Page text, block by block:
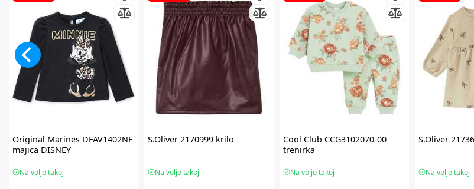
Original MarinesDFAV1402NF
majica DISNEY
Na voljo takoj
S.Oliver 2170999 krilo
Na voljo takoj
Cool Club CCG3102070-00
trenirka
Na voljo takoj
S.Oliver
Na voljo takoj